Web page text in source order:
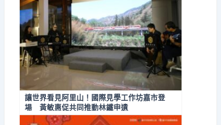
讓世界看見阿里山！國際見學工作坊嘉市登
場 黃敏惠促共同推動林鐵申遺